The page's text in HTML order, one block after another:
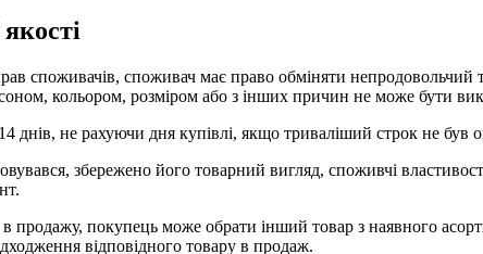
споживачів, споживач має право обміняти
кольором, розміром або з інших причин не може бути
днів, не рахуючи дня купівлі, якщо триваліший строк не був
збережено його товарний вигляд, споживчі
покупець може обрати інший товар з наявного
відповідного товару в продаж.